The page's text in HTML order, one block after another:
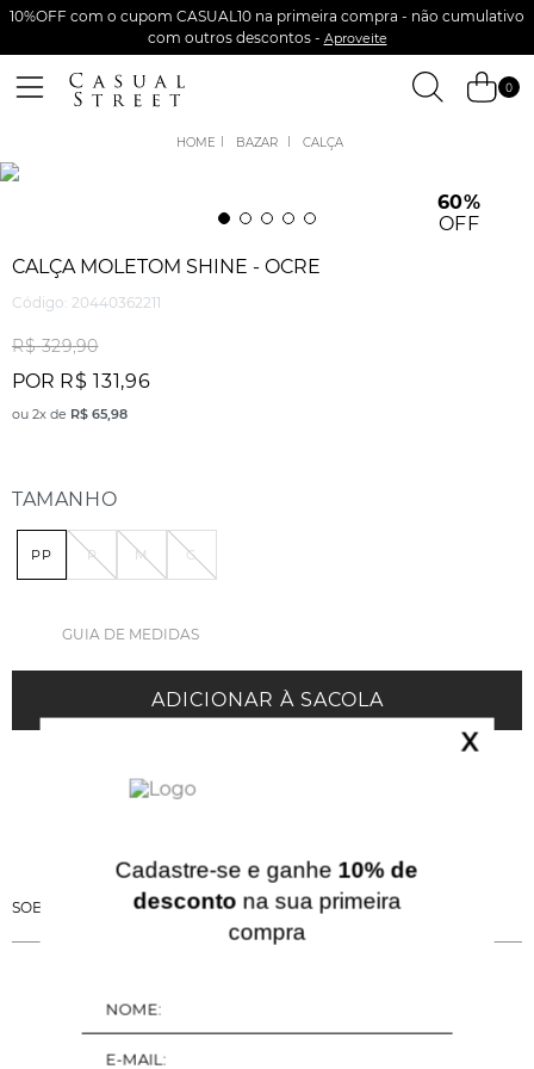
X
Cadastre-se e ganhe 10% de
desconto na sua primeira
compra
10%OFF com o cupom CASUAL10 na primeira compra - não cumulativo
com outros descontos - Aproveite
0
BAZAR CALÇA
60%
OFF
CALÇA MOLETOM SHINE - OCRE
Código: 20440362211
R$ 329,90
POR R$ 131,96
ou 2x de R$ 65,98
TAMANHO
PP P M G
GUIA DE MEDIDAS
ADICIONAR À SACOLA
SOBRE ESSA PEÇA
QUERIDINHOS